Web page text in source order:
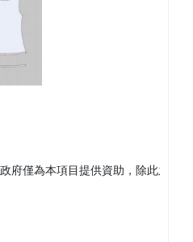
府僅為本項目提供資助，除此之外